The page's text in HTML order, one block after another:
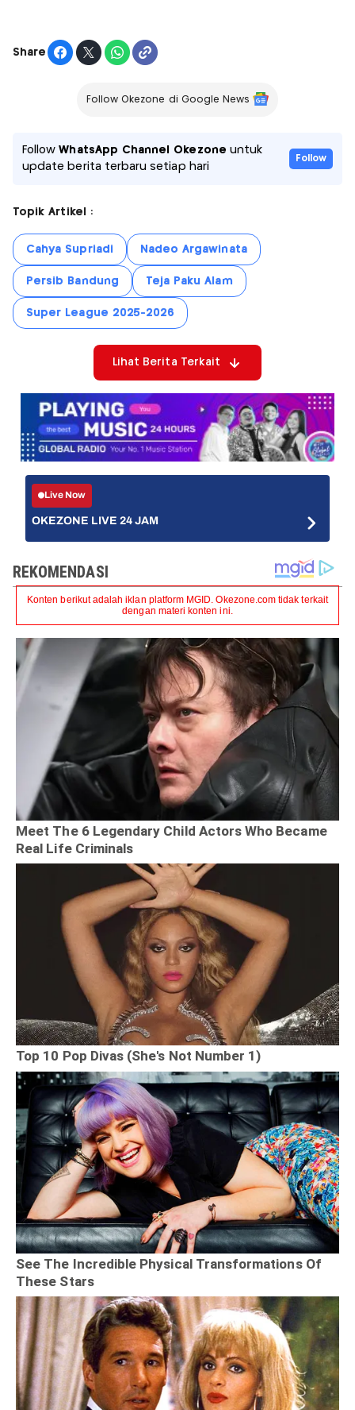
Share
Follow Okezone di Google News
FollowWhatsApp Channel Okezone untuk
update berita terbaru setiap hari
Follow
Topik Artikel :
Cahya Supriadi Nadeo Argawinata
Persib Bandung Teja Paku Alam
Super League 2025-2026
Lihat Berita Terkait
Live Now
OKEZONE LIVE 24 JAM